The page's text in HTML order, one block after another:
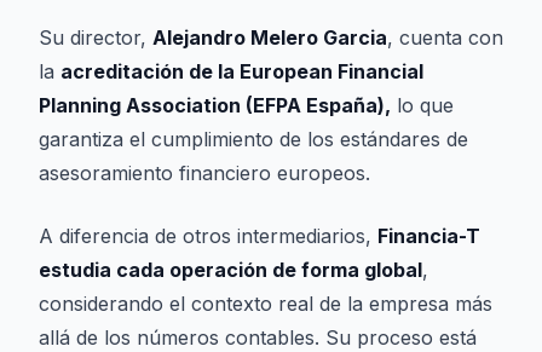
Su director, Alejandro Melero Garcia, cuenta con
la acreditación de la European Financial
Planning Association (EFPA España), lo que
garantiza el cumplimiento de los estándares de
asesoramiento financiero europeos.
A diferencia de otros intermediarios, Financia-T
estudia cada operación de forma global,
considerando el contexto real de la empresa más
allá de los números contables. Su proceso está